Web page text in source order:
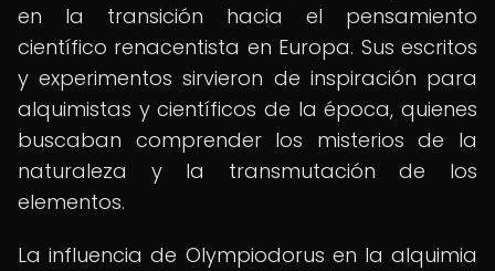
en la transición hacia el pensamiento
científico renacentista en Europa. Sus escritos
y experimentos sirvieron de inspiración para
alquimistas y científicos de la época, quienes
buscaban comprender los misterios de la
naturaleza y la transmutación de los
elementos.
La influencia de Olympiodorus en la alquimia